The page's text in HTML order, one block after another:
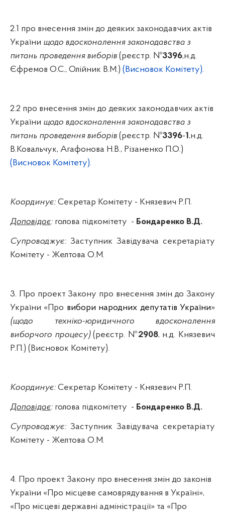
2.1 про внесення змін до деяких законодавчих актів
України щодо вдосконалення законодавства з
питань проведення виборів (реєстр. №3396,н.д.
Єфремов О.С., Олійник В.М.) (Висновок Комітету).
2.2 про внесення змін до деяких законодавчих актів
України щодо вдосконалення законодавства з
питань проведення виборів (реєстр. №3396-1 ,н.д.
В.Ковальчук, Агафонова Н.В., Різаненко П.О.)
(Висновок Комітету).
Координує: Секретар Комітету - Князевич Р.П.
Доповідає: голова підкомітету - Бондаренко В.Д.
Супроводжує: Заступник Завідувача секретаріату
Комітету - Желтова О.М.
3. Про проект Закону про внесення змін до Закону
України «Про вибори народних депутатів України»
(щодо техніко-юридичного вдосконалення
виборчого процесу) (реєстр. №2908, н.д. Князевич
Р.П.) (Висновок Комітету).
Координує: Секретар Комітету - Князевич Р.П.
Доповідає: голова підкомітету - Бондаренко В.Д.
Супроводжує: Заступник Завідувача секретаріату
Комітету - Желтова О.М.
4. Про проект Закону про внесення змін до законів
України «Про місцеве самоврядування в Україні»,
«Про місцеві державні адміністрації» та «Про